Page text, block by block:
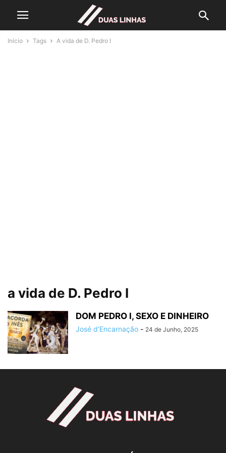
Início Tags A vida de D. Pedro I
a vida de D. Pedro I
DOM PEDRO I, SEXO E DINHEIRO
José d'Encarnação - 24 de Junho, 2025